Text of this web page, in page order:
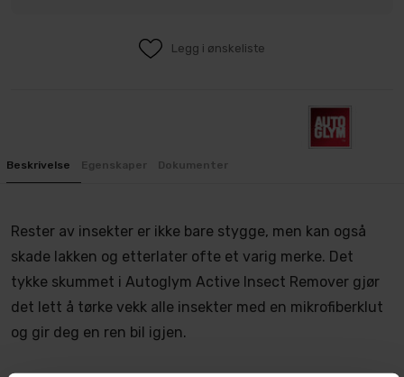
Legg i ønskeliste
Beskrivelse Egenskaper Dokumenter
Rester av insekter er ikke bare stygge, men kan også
skade lakken og etterlater ofte et varig merke. Det
tykke skummet i Autoglym Active Insect Remover gjør
det lett å tørke vekk alle insekter med en mikrofiberklut
og gir deg en ren bil igjen.